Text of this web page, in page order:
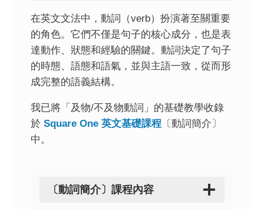
在英文文法中，動詞（verb）扮演著至關重要
的角色。它們不僅是句子的核心成分，也是表
達動作、狀態和經驗的關鍵。動詞決定了句子
的時態、語態和語氣，並與主語一致，從而形
成完整的語義結構。
我已將「及物/不及物動詞」的基礎教學收錄
於 Square One 英文基礎課程 〔動詞簡介〕
中。
〔動詞簡介〕課程內容